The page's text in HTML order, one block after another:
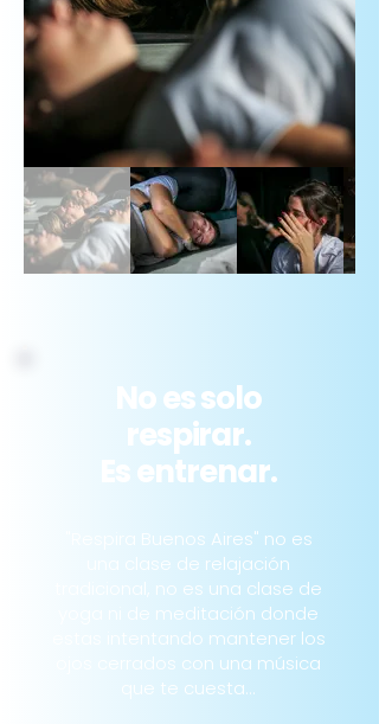
No es solo
respirar.
Es entrenar.
"Respira Buenos Aires" no es
una clase de relajación
tradicional, no es una clase de
yoga ni de meditación donde
estas intentando mantener los
ojos cerrados con una música
que te cuesta...